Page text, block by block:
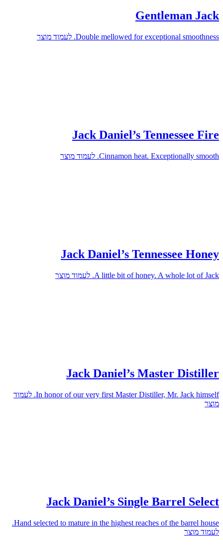
Gentleman Jack
Double mellowed for exceptional smoothness. לעמוד מוצר
Jack Daniel’s Tennessee Fire
Cinnamon heat. Exceptionally smooth. לעמוד מוצר
Jack Daniel’s Tennessee Honey
A little bit of honey. A whole lot of Jack. לעמוד מוצר
Jack Daniel’s Master Distiller
In honor of our very first Master Distiller, Mr. Jack himself. לעמוד
מוצר
Jack Daniel’s Single Barrel Select
Hand selected to mature in the highest reaches of the barrel house.
לעמוד מוצר